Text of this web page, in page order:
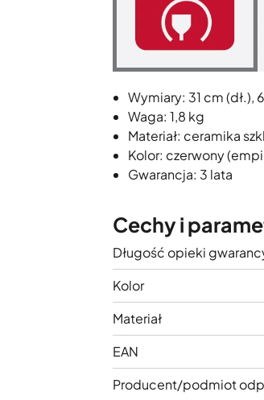
Wymiary: 31 cm (dł.),
Waga: 1,8 kg
Materiał: ceramika
Kolor: czerwony
Gwarancja: 3 lata
Cechy i
Długość opieki
Kolor
Materiał
EAN
Producent/podmiot